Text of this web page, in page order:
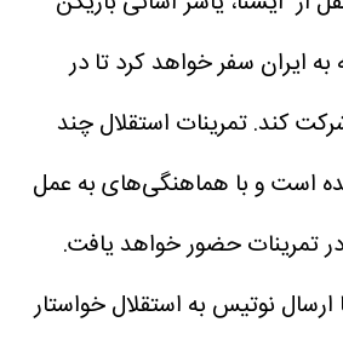
به ایران سفر خواهد کرد تا در
کند.تمرینات استقلال چند
است و با هماهنگی‌های به عمل
تمرینات حضور خواهد یافت.
نوتیس به استقلال خواستار